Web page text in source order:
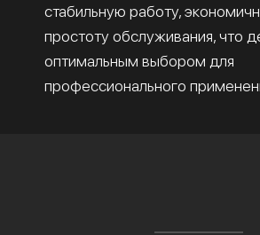
стабильную работу,
простоту обслуживания, что
оптимальным выбором для
профессионального